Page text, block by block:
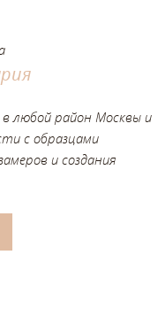
любой район Москвы и
с образцами
и создания